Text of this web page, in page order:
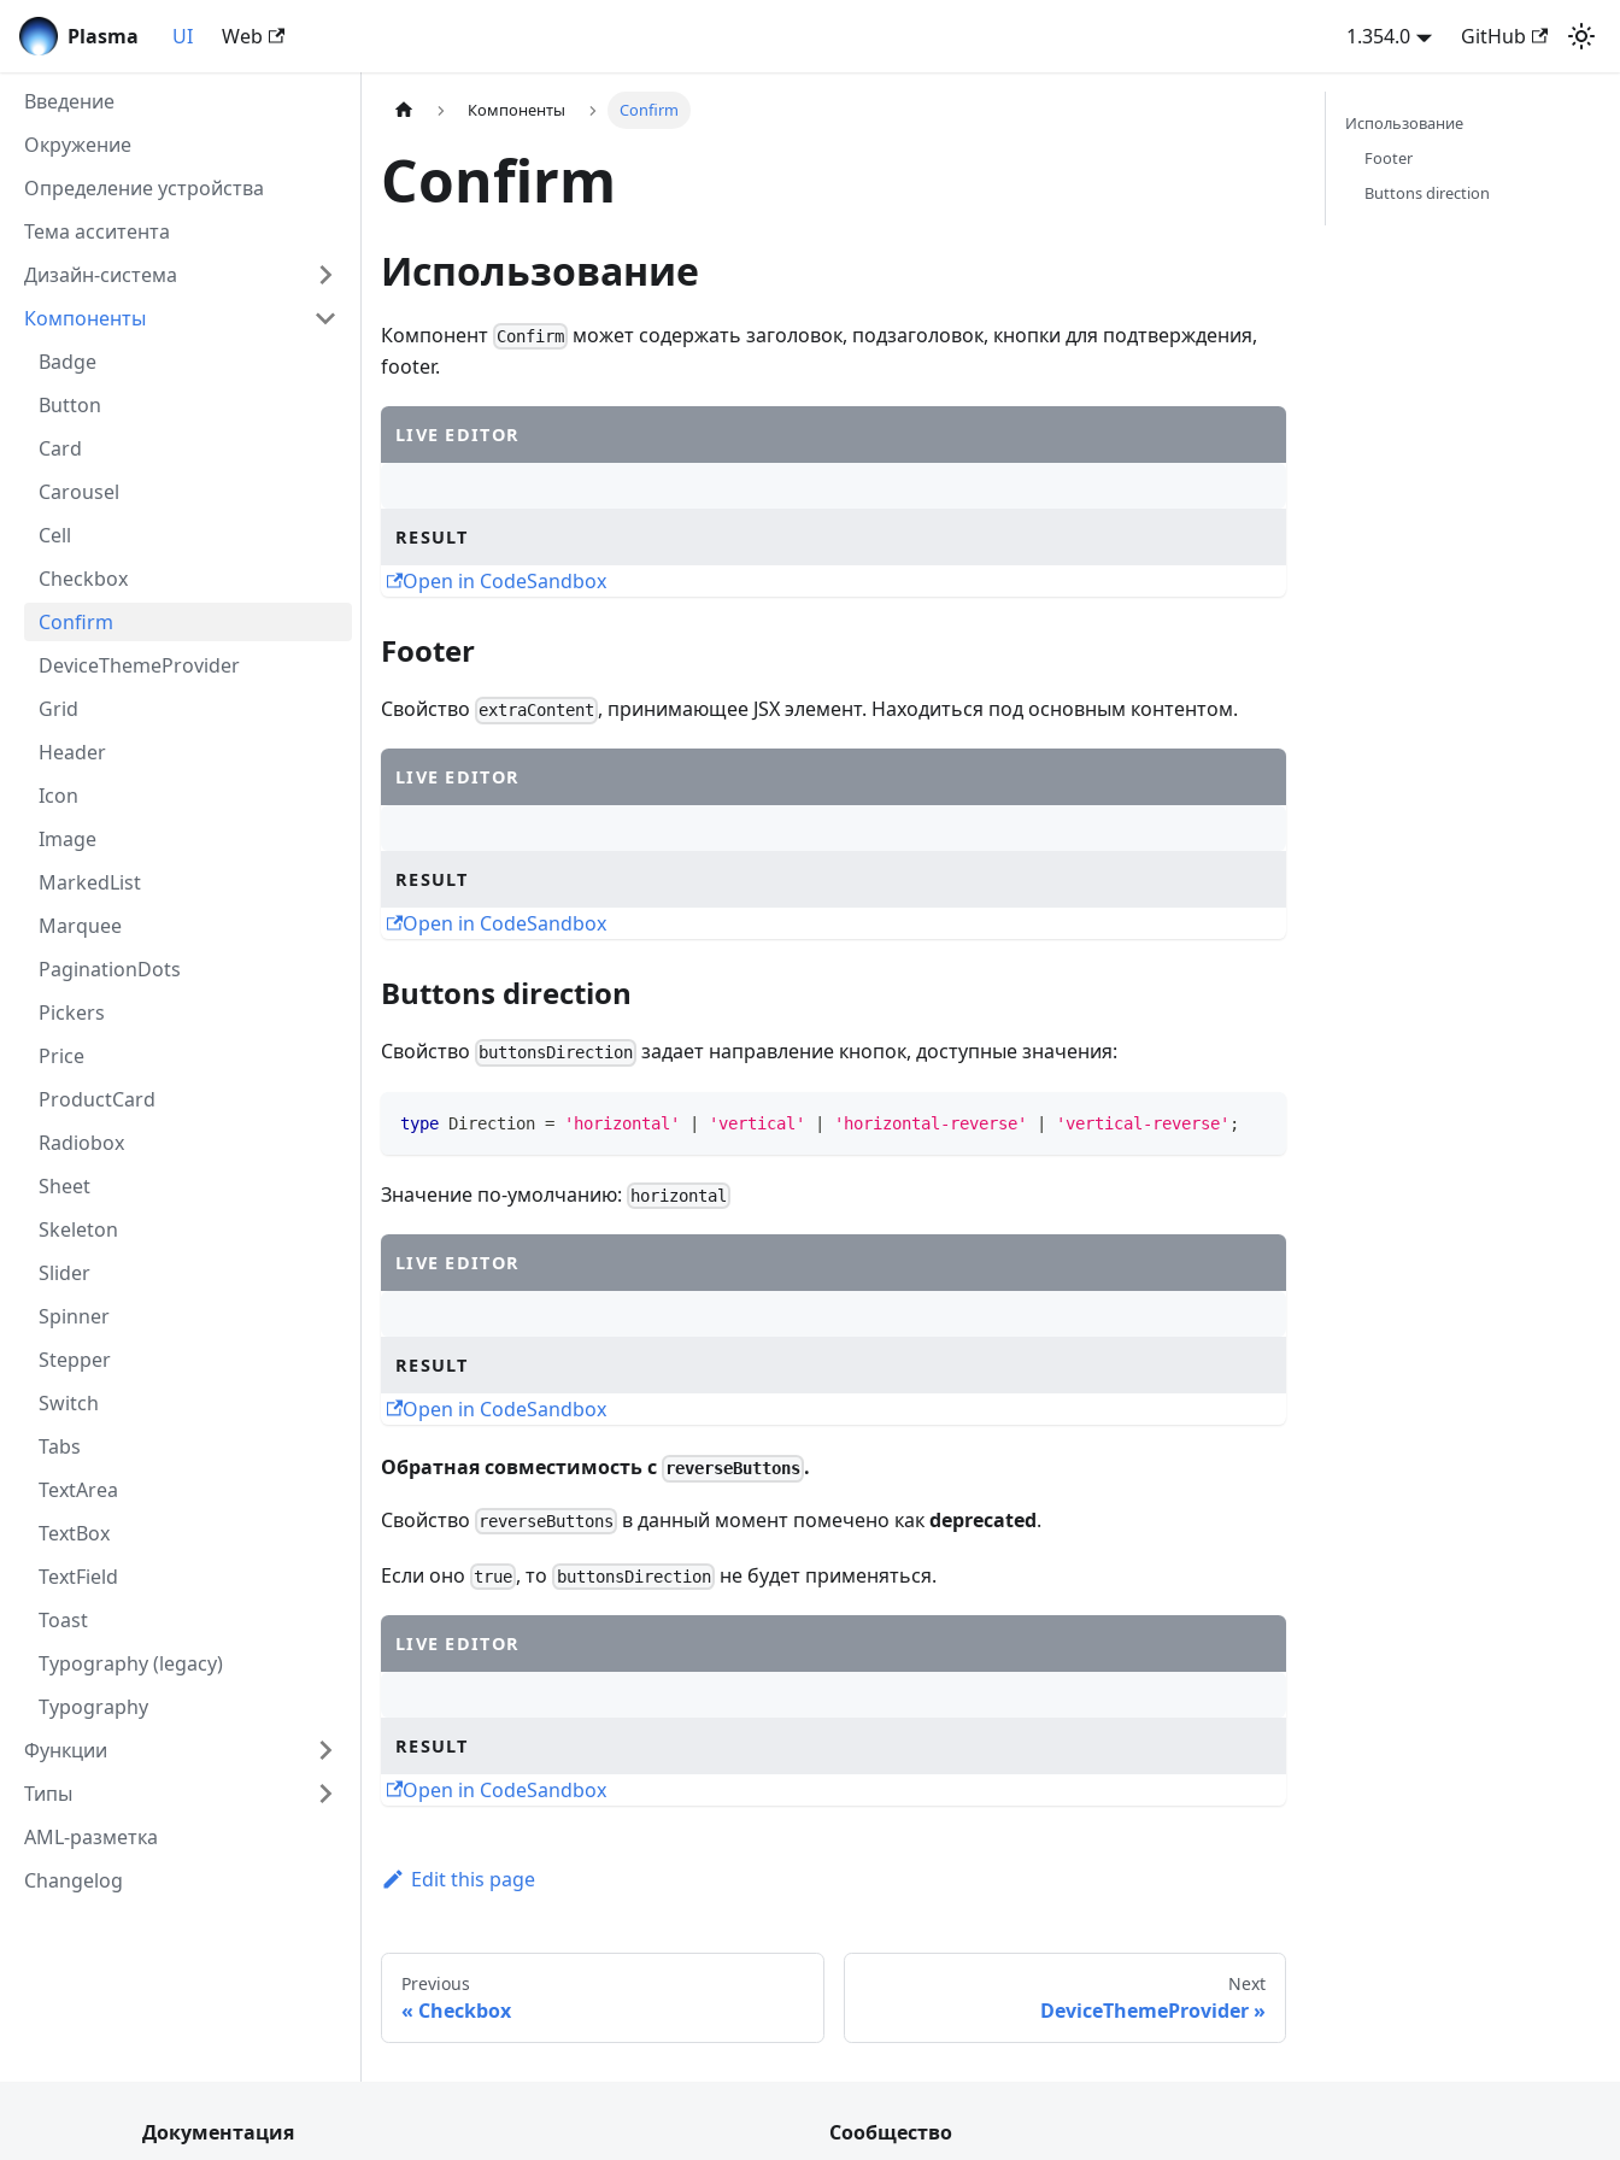
Plasma UI Web 1.354.0 GitHub
Введение
Окружение
Определение устройства
Тема асситента
Дизайн-система
Компоненты
Badge
Button
Card
Carousel
Cell
Checkbox
Confirm
DeviceThemeProvider
Grid
Header
Icon
Image
MarkedList
Marquee
PaginationDots
Pickers
Price
ProductCard
Radiobox
Sheet
Skeleton
Slider
Spinner
Stepper
Switch
Tabs
TextArea
TextBox
TextField
Toast
Typography (legacy)
Typography
Функции
Типы
AML-разметка
Changelog
Компоненты Confirm
Confirm
Использование
Компонент Confirm может содержать заголовок, подзаголовок, кнопки для подтверждения,
footer.
LIVE EDITOR
RESULT
Open in CodeSandbox
Footer
Свойство extraContent , принимающее JSX элемент. Находиться под основным контентом.
LIVE EDITOR
RESULT
Open in CodeSandbox
Buttons direction
Свойство buttonsDirection задает направление кнопок, доступные значения:
type Direction = 'horizontal' 'vertical' 'horizontal-reverse' 'vertical-reverse' ;
Значение по-умолчанию: horizontal
LIVE EDITOR
RESULT
Open in CodeSandbox
Обратная совместимость с reverseButtons .
Свойство
reverseButtons в данный момент помечено какdeprecated.
Если оно true , то buttonsDirectionне будет применяться.
LIVE EDITOR
RESULT
Open in CodeSandbox
Edit this page
Previous
Checkbox
Next
DeviceThemeProvider
Использование
Footer
Buttons direction
Документация Сообщество